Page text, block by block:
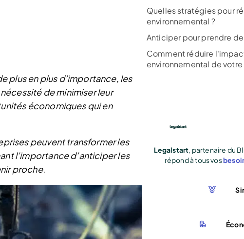
plus en plus d’importance, les
de minimiser leur
économiques qui en
peuvent transformer les
l’importance d’anticiper les
proche.
Quelles stratégies pour
environnemental ?
Anticiper pour prendre
Comment réduire
environnemental de
Legalstart, partenaire du
répond à tous vos